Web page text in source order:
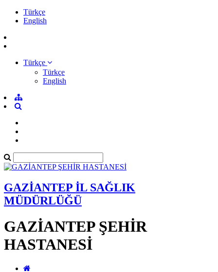
Türkçe
English
Türkçe
Türkçe
English
GAZİANTEP İL SAĞLIK
MÜDÜRLÜĞÜ
GAZİANTEP ŞEHİR
HASTANESİ